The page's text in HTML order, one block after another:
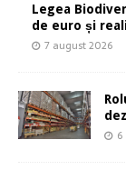
Legea
de euro și
7 august 2026